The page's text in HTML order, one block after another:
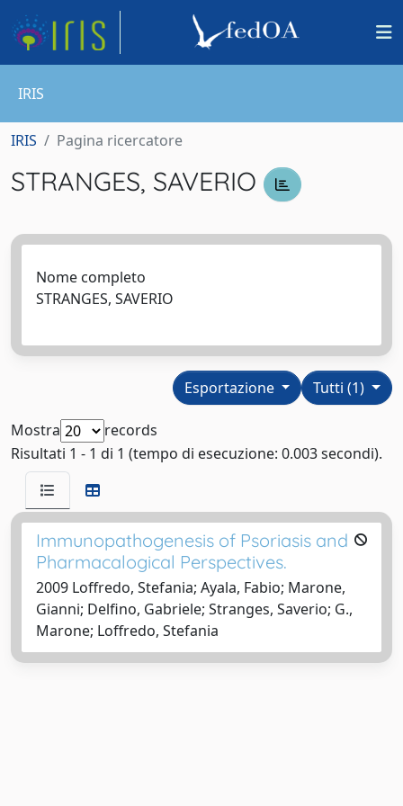
IRIS
IRIS Pagina ricercatore
STRANGES, SAVERIO
Nome completo
STRANGES, SAVERIO
Tutti (1)
Esportazione
Mostra
records
Risultati 1 - 1 di 1 (tempo di esecuzione: 0.003 secondi).
Immunopathogenesis of Psoriasis and
Pharmacalogical Perspectives.
2009 Loffredo, Stefania; Ayala, Fabio; Marone,
Gianni; Delfino, Gabriele; Stranges, Saverio; G.,
Marone; Loffredo, Stefania